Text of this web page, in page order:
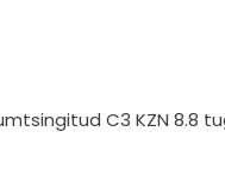
C3 KZN 8.8